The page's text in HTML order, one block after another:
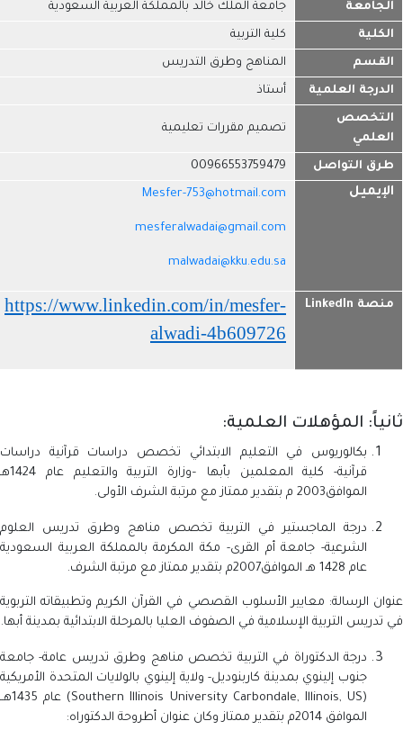
الجامعة جامعة الملك خالد بالمملكة العربية السعودية
الكلية كلية التربية
القسم المناهج وطرق التدريس
الدرجة العلمية أستاذ
التخصص
العلمي
تصميم مقررات تعليمية
طرق التواصل 00966553759479
الإيميل Mesfer-753@hotmail.com
mesferalwadai@gmail.com
malwadai@kku.edu.sa
منصة LinkedIn
https://www.linkedin.com/in/mesfer-
alwadi-4b609726
ثانياً: المؤهلات العلمية:
بكالوريوس في التعليم الابتدائي تخصص دراسات قرآنية دراسات
قرآنية- كلية المعلمين بأبها –وزارة التربية والتعليم عام 1424هـ
الموافق2003 م بتقدير ممتاز مع مرتبة الشرف الأولى.
درجة الماجستير في التربية تخصص مناهج وطرق تدريس العلوم
الشرعية- جامعة أم القرى- مكة المكرمة بالمملكة العربية السعودية
عام 1428 هـ الموافق2007م بتقدير ممتاز مع مرتبة الشرف.
عنوان الرسالة: معايير الأسلوب القصصي في القرآن الكريم وتطبيقاته التربوية
في تدريس التربية الإسلامية في الصفوف العليا بالمرحلة الابتدائية بمدينة أبها.
درجة الدكتوراة في التربية تخصص مناهج وطرق تدريس عامة- جامعة
جنوب إلينوي بمدينة كاربنوديل- ولاية إلينوي بالولايات المتحدة الأمريكية
(Southern Illinois University Carbondale, Illinois, US) عام 1435هــ
الموافق 2014م بتقدير ممتاز وكان عنوان أطروحة الدكتوراه: